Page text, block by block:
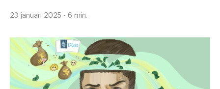
23 januari 2025 - 6 min.